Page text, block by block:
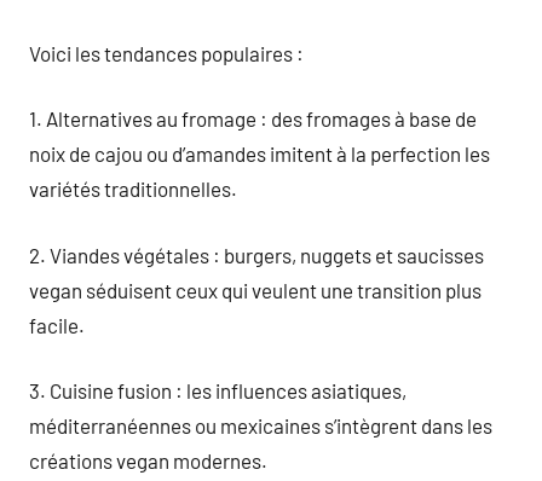
Voici les tendances populaires :
1. Alternatives au fromage : des fromages à base de
noix de cajou ou d’amandes imitent à la perfection les
variétés traditionnelles.
2. Viandes végétales : burgers, nuggets et saucisses
vegan séduisent ceux qui veulent une transition plus
facile.
3. Cuisine fusion : les influences asiatiques,
méditerranéennes ou mexicaines s’intègrent dans les
créations vegan modernes.